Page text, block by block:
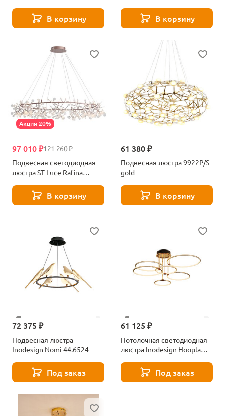
В корзину В корзину
Акция 20%
121 260 ₽
97 010 ₽
Подвесная светодиодная
люстра ST Luce Rafina
В корзину
61 380 ₽
Подвесная люстра 9922P/S
gold
В корзину
72 375 ₽
Подвесная люстра
Inodesign Nomi 44.6524
Под заказ
61 125 ₽
Потолочная светодиодная
люстра Inodesign Hoopla
Под заказ